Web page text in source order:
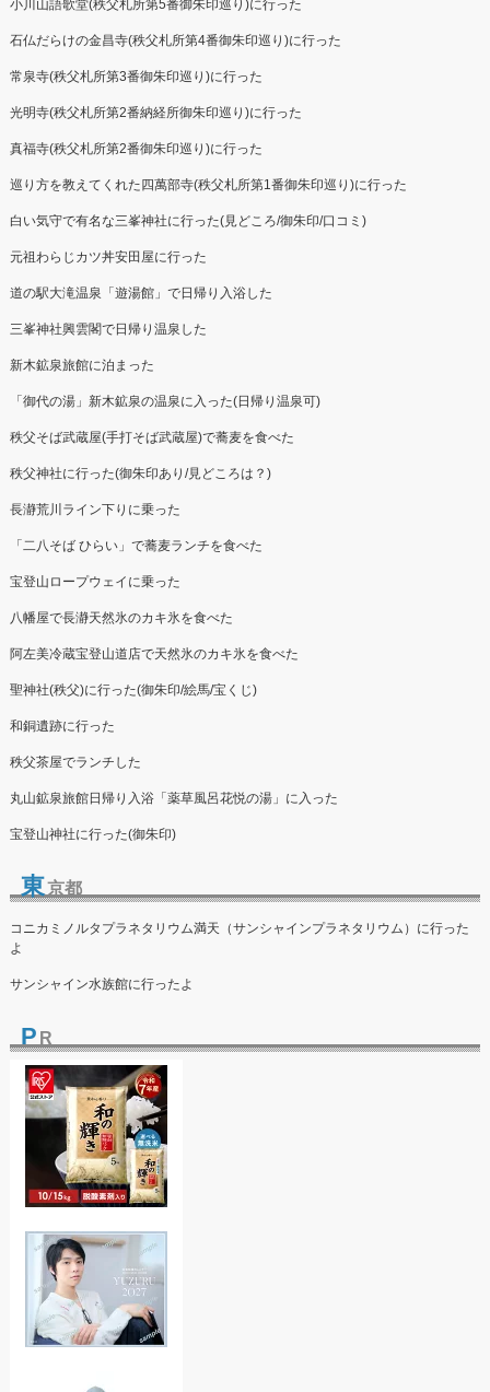
小川山語歌堂(秩父札所第5番御朱印巡り)に行った
石仏だらけの金昌寺(秩父札所第4番御朱印巡り)に行った
常泉寺(秩父札所第3番御朱印巡り)に行った
光明寺(秩父札所第2番納経所御朱印巡り)に行った
真福寺(秩父札所第2番御朱印巡り)に行った
巡り方を教えてくれた四萬部寺(秩父札所第1番御朱印巡り)に行った
白い気守で有名な三峯神社に行った(見どころ/御朱印/口コミ)
元祖わらじカツ丼安田屋に行った
道の駅大滝温泉「遊湯館」で日帰り入浴した
三峯神社興雲閣で日帰り温泉した
新木鉱泉旅館に泊まった
「御代の湯」新木鉱泉の温泉に入った(日帰り温泉可)
秩父そば武蔵屋(手打そば武蔵屋)で蕎麦を食べた
秩父神社に行った(御朱印あり/見どころは？)
長瀞荒川ライン下りに乗った
「二八そば ひらい」で蕎麦ランチを食べた
宝登山ロープウェイに乗った
八幡屋で長瀞天然氷のカキ氷を食べた
阿左美冷蔵宝登山道店で天然氷のカキ氷を食べた
聖神社(秩父)に行った(御朱印/絵馬/宝くじ)
和銅遺跡に行った
秩父茶屋でランチした
丸山鉱泉旅館日帰り入浴「薬草風呂花悦の湯」に入った
宝登山神社に行った(御朱印)
東京都
コニカミノルタプラネタリウム満天（サンシャインプラネタリウム）に行った
よ
サンシャイン水族館に行ったよ
P R